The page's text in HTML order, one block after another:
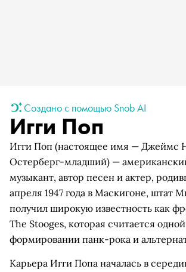
Создано с помощью Snob AI
Игги Поп
Игги Поп (настоящее имя — Джеймс
Остерберг-младший) —
музыкант, автор песен и актер,
апреля 1947 года в Маскигоне, штат
получил широкую известность как
The Stooges, которая считается
формировании панк-рока и
Карьера Игги Попа началась в